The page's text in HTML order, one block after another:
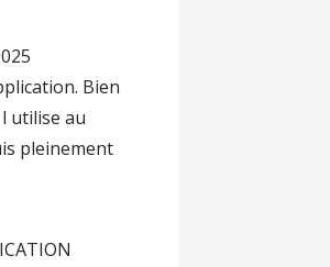
Bien
utilise au
pleinement